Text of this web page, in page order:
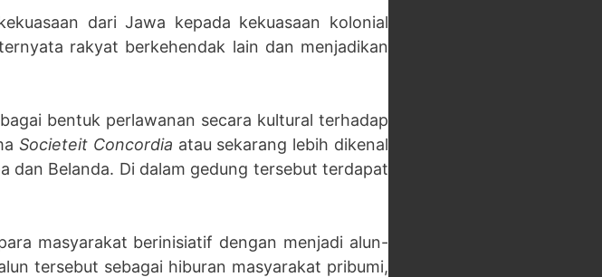
dari Jawa kepada kekuasaan kolonial
rakyat berkehendak lain dan menjadikan
bentuk perlawanan secara kultural terhadap
Societeit Concordia atau sekarang lebih dikenal
dan Belanda. Di dalam gedung tersebut terdapat
masyarakat berinisiatif dengan menjadi alun-
tersebut sebagai hiburan masyarakat pribumi,